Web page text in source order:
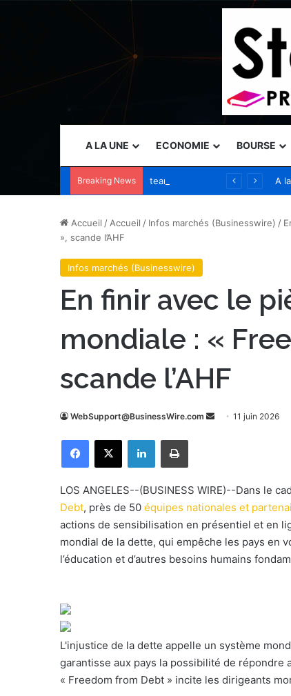
A LA UNE ECONOMIE BOURSE
Breaking News A
Accueil / Accueil / Infos marchés (Businesswire) /
», scande l’AHF
Infos marchés (Businesswire)
En finir avec le
mondiale : «
scande l’AHF
WebSupport@BusinessWire.com
u
n
c
i
e
l
11 juin 2026
LOS ANGELES--(BUSINESS WIRE)--Dans le
Debt, près de 50 équipes nationales et
actions de sensibilisation en présentiel et en
mondial de la dette, qui empêche les pays en
l’éducation et d’autres besoins humains
L'injustice de la dette appelle un système
garantisse aux pays la possibilité de répondre
« Freedom from Debt » incite les dirigeants